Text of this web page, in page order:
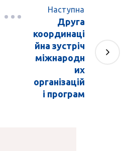
Наступна
Друга
координаці
йна зустріч
міжнародн
их
організацій
і програм